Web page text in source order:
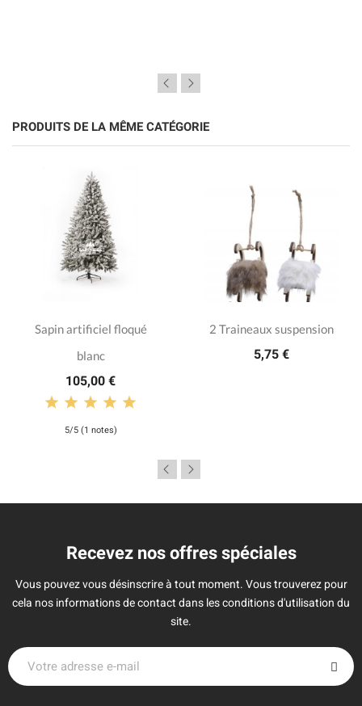
PRODUITS DE LA MÊME CATÉGORIE
Sapin artificiel floqué
blanc
105,00 €
5/5 (1 notes)
2 Traineaux suspension
5,75 €
Recevez nos offres spéciales
Vous pouvez vous désinscrire à tout moment. Vous trouverez pour
cela nos informations de contact dans les conditions d'utilisation du
site.